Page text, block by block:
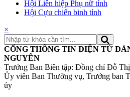
Hội Liên hiệp Phụ nữ tỉnh
Hội Cựu chiến binh tỉnh
×
CỔNG THÔNG TIN ĐIỆN TỬ
NGUYÊN
Trưởng Ban Biên tập: Đồng chí Đỗ
Ủy viên Ban Thường vụ, Trưởng ban
ủy